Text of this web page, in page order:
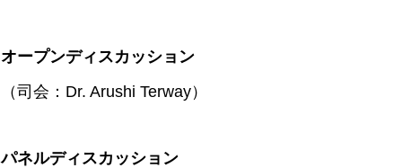
オープンディスカッション
（司会：Dr. Arushi Terway）
パネルディスカッション